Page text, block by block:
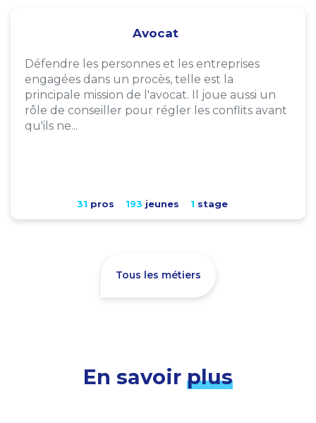
Avocat
Défendre les personnes et les entreprises
engagées dans un procès, telle est la
principale mission de l'avocat. Il joue aussi un
rôle de conseiller pour régler les conflits avant
qu'ils ne...
31 pros 193 jeunes 1 stage
Tous les métiers
En savoir plus